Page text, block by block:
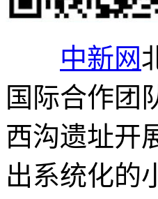
中新网
国际合作团
西沟遗址开
出系统化的